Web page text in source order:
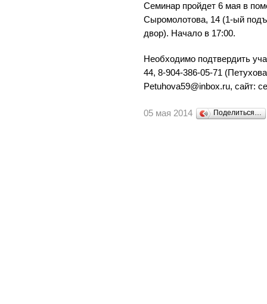
Семинар пройдет 6 мая в
Сыромолотова, 14 (1-ый
двор). Начало в 17:00.
Необходимо подтвердить
44, 8-904-386-05-71
Petuhova59@inbox.ru, сайт:
05 мая 2014 Поделиться…